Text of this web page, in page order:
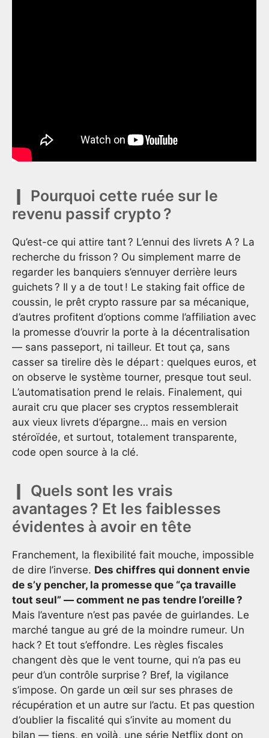
Pourquoi cette ruée sur le
revenu passif crypto ?
Qu’est-ce qui attire tant ? L’ennui des livrets A ? La
recherche du frisson ? Ou simplement marre de
regarder les banquiers s’ennuyer derrière leurs
guichets ? Il y a de tout ! Le staking fait office de
coussin, le prêt crypto rassure par sa mécanique,
d’autres profitent d’options comme l’affiliation avec
la promesse d’ouvrir la porte à la décentralisation
— sans passeport, ni tailleur. Et tout ça, sans
casser sa tirelire dès le départ : quelques euros, et
on observe le système tourner, presque tout seul.
L’automatisation prend le relais. Finalement, qui
aurait cru que placer ses cryptos ressemblerait
aux vieux livrets d’épargne… mais en version
stéroïdée, et surtout, totalement transparente,
code open source à la clé.
Quels sont les vrais
avantages ? Et les faiblesses
évidentes à avoir en tête
Franchement, la flexibilité fait mouche, impossible
de dire l’inverse. Des chiffres qui donnent envie
de s’y pencher, la promesse que “ça travaille
tout seul” — comment ne pas tendre l’oreille ?
Mais l’aventure n’est pas pavée de guirlandes. Le
marché tangue au gré de la moindre rumeur. Un
hack ? Et tout s’effondre. Les règles fiscales
changent dès que le vent tourne, qui n’a pas eu
peur d’un contrôle surprise ? Bref, la vigilance
s’impose. On garde un œil sur ses phrases de
récupération et un autre sur l’actu. Et pas question
d’oublier la fiscalité qui s’invite au moment du
bilan — tiens, en voilà, une série Netflix dont on